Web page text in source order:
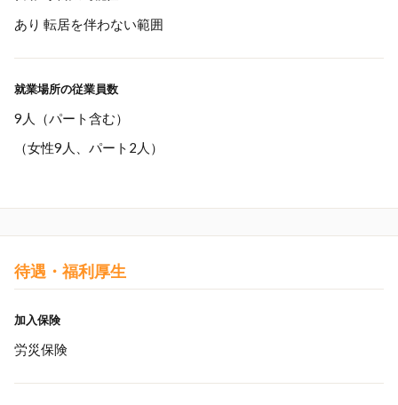
あり 転居を伴わない範囲
就業場所の従業員数
9人（パート含む）
（女性9人、パート2人）
待遇・福利厚生
加入保険
労災保険